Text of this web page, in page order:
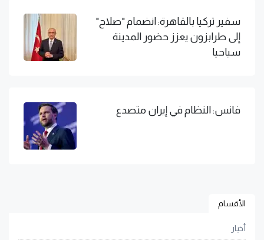
سفير تركيا بالقاهرة: انضمام "صلاح"
إلى طرابزون يعزز حضور المدينة
سياحيا
فانس: النظام في إيران متصدع
الأقسام
أخبار